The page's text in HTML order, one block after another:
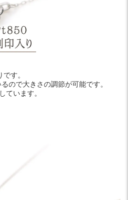
す。
ので大きさの調節が可能です。
ています。